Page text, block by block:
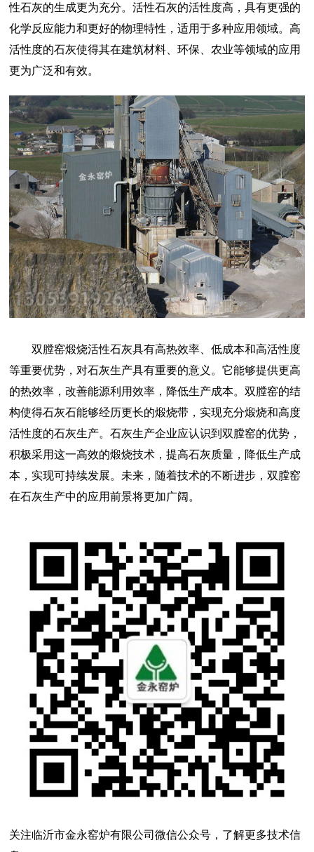
性石灰的生成更为充分。活性石灰的活性度高，具有更强的
化学反应能力和更好的物理特性，适用于多种应用领域。高
活性度的石灰使得其在建筑材料、环保、农业等领域的应用
更为广泛和有效。
双膛窑煅烧活性石灰具有高热效率、低成本和高活性度
等重要优势，对石灰生产具有重要的意义。它能够提供更高
的热效率，改善能源利用效率，降低生产成本。双膛窑的结
构使得石灰石能够经历更长的煅烧带，实现充分煅烧和高度
活性度的石灰生产。石灰生产企业应认识到双膛窑的优势，
积极采用这一高效的煅烧技术，提高石灰质量，降低生产成
本，实现可持续发展。未来，随着技术的不断进步，双膛窑
在石灰生产中的应用前景将更加广阔。
关注临沂市金永窑炉有限公司微信公众号，了解更多技术信